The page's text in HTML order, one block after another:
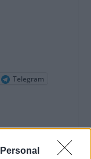
Telegram